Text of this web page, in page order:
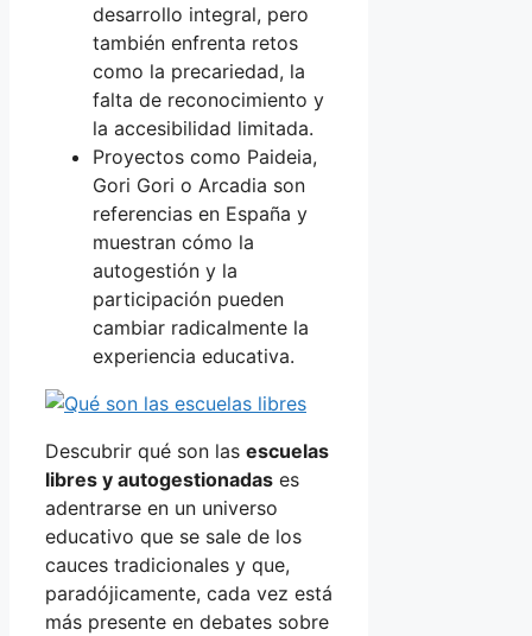
desarrollo integral, pero
también enfrenta retos
como la precariedad, la
falta de reconocimiento y
la accesibilidad limitada.
Proyectos como Paideia,
Gori Gori o Arcadia son
referencias en España y
muestran cómo la
autogestión y la
participación pueden
cambiar radicalmente la
experiencia educativa.
Descubrir qué son las escuelas
libres y autogestionadas es
adentrarse en un universo
educativo que se sale de los
cauces tradicionales y que,
paradójicamente, cada vez está
más presente en debates sobre